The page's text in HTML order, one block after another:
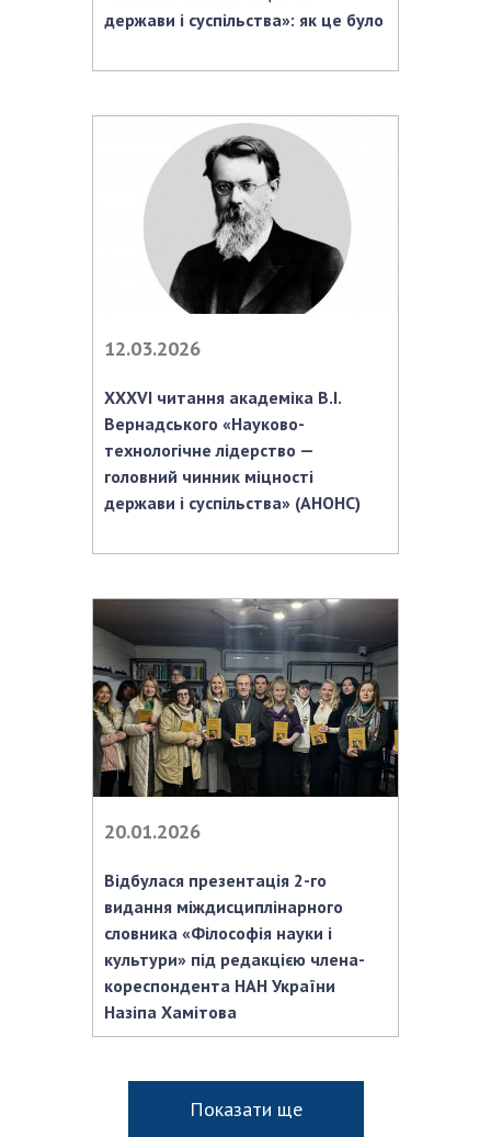
держави і суспільства»: як це було
12.03.2026
ХХХVI читання академіка В.І.
Вернадського «Науково-
технологічне лідерство —
головний чинник міцності
держави і суспільства» (АНОНС)
20.01.2026
Відбулася презентація 2-го
видання міждисциплінарного
словника «Філософія науки і
культури» під редакцією члена-
кореспондента НАН України
Назіпа Хамітова
Показати ще